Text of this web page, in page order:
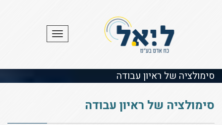
תפריט
סימולציה של ראיון עבודה
סימולציה של ראיון עבודה